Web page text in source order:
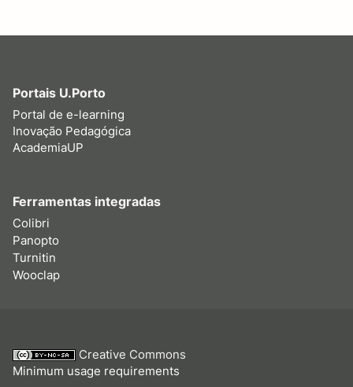
Portais U.Porto
Portal de e-learning
Inovação Pedagógica
AcademiaUP
Ferramentas integradas
Colibri
Panopto
Turnitin
Wooclap
Creative Commons
Minimum usage requirements